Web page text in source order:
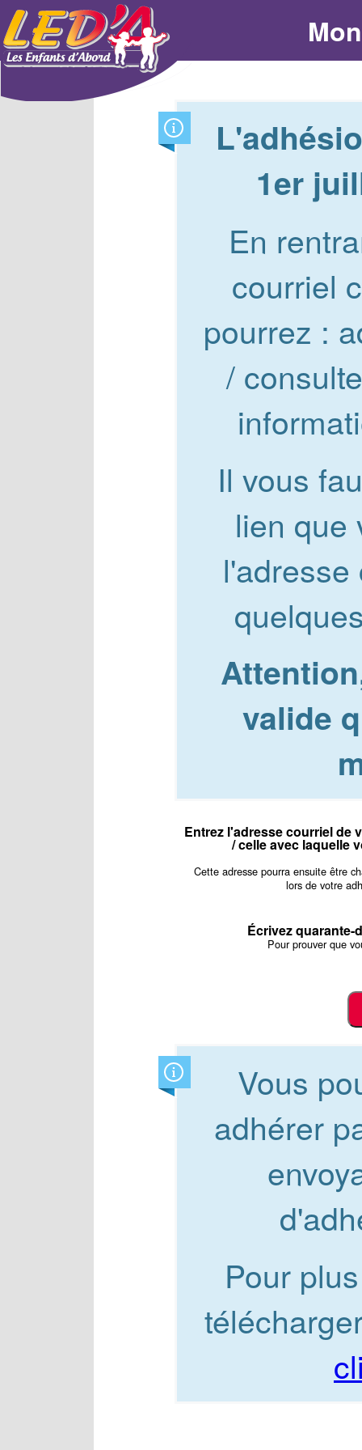
1er
En
courriel
pourrez :
/
Il vous
lien que
valide
Entrez l'adresse courriel de
/ celle avec laquelle
Cette adresse pourra ensuite être
lors de votre
Écrivez quarante-
Pour prouver que
Vous
adhérer
Pour